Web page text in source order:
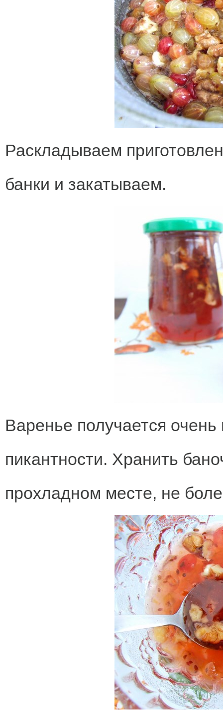
Раскладываем
банки и закатываем.
Варенье получается
пикантности. Хранить
прохладном месте, не